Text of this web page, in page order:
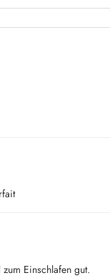
Einschlafen gut.